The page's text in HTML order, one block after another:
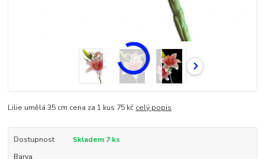
Lilie umělá 35 cm cena za 1 kus 75 kč celý popis
Dostupnost
Skladem 7 ks
Barva